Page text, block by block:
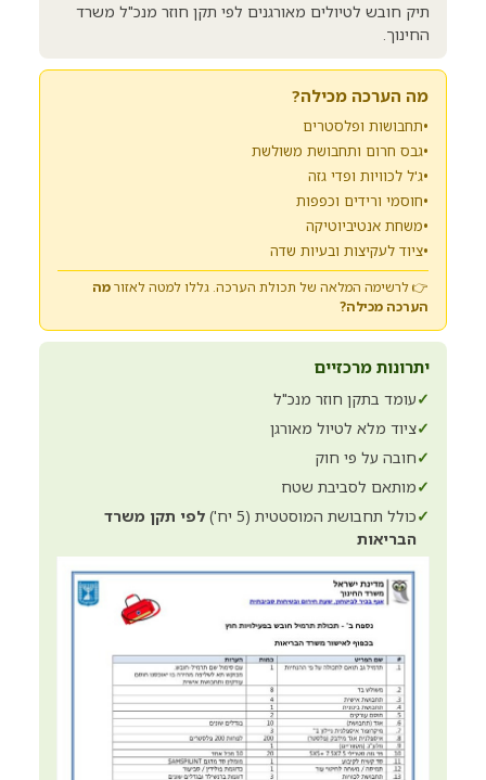
תיק חובש לטיולים מאורגנים לפי תקן חוזר מנכ"ל משרד
החינוך.
מה הערכה מכילה?
•תחבושות ופלסטרים
•גבס חרום ותחבושת משולשת
•ג'ל לכוויות ופדי גזה
•חוסמי ורידים וכפפות
•משחת אנטיביוטיקה
•ציוד לעקיצות ובעיות שדה
👉 לרשימה המלאה של תכולת הערכה. גללו למטה לאזורמה
הערכה מכילה?
יתרונות מרכזיים
✓עומד בתקן חוזר מנכ"ל
✓ציוד מלא לטיול מאורגן
✓חובה על פי חוק
✓מותאם לסביבת שטח
✓כולל תחבושת המוסטטית (5 יח')
לפי תקן משרד
הבריאות